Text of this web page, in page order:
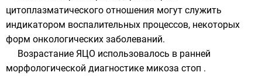
цитоплазматического отношения могут служить
индикатором воспалительных процессов, некоторых
форм онкологических заболеваний.
Возрастание ЯЦО использовалось в ранней
морфологической диагностике микоза стоп .